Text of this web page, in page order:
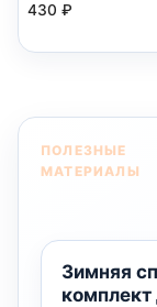
430 ₽
ПОЛЕЗНЫЕ
МАТЕРИАЛЫ
Зимняя
комплект